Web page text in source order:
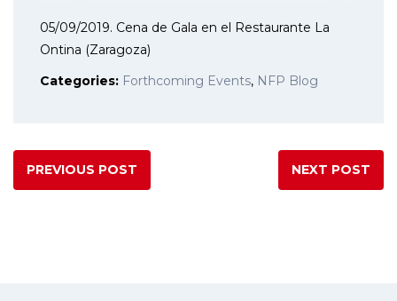
05/09/2019. Cena de Gala en el Restaurante La
Ontina (Zaragoza)
Categories: Forthcoming Events, NFP Blog
PREVIOUS POST NEXT POST